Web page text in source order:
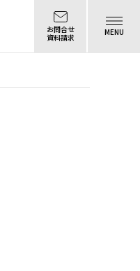
お問合せ
資料請求
MENU